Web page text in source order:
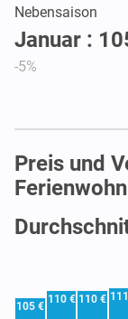
Nebensaison
Januar :
-5%
Preis und
105 €
110 € 110 €